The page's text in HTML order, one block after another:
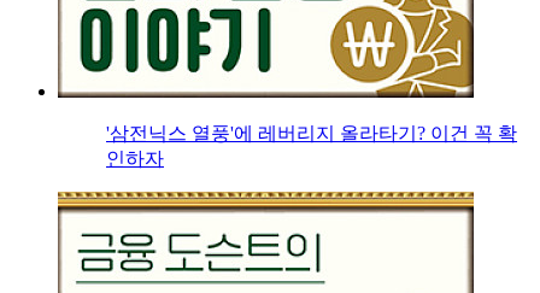
'삼전닉스 열풍'에 레버리지 올라타기? 이건 꼭 확
인하자